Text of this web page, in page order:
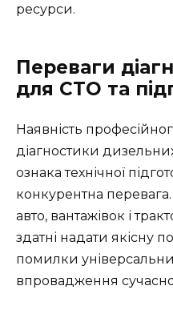
ресурси.
Переваги
для СТО та
Наявність
діагностики
ознака технічної
конкурентна
авто, вантажівок і
здатні надати якісну
помилки
впровадження